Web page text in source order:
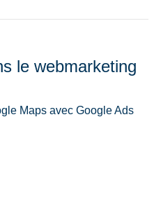
le webmarketing
Maps avec Google Ads